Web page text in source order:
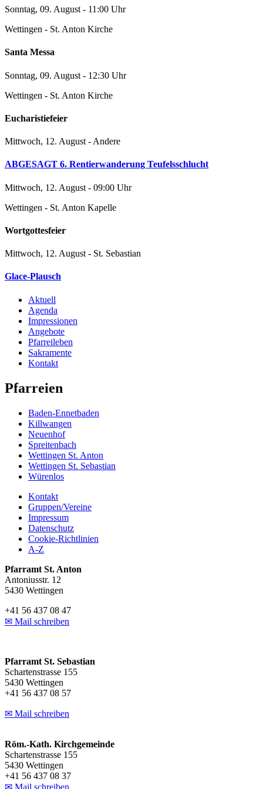
Sonntag, 09. August - 11:00 Uhr
Wettingen - St. Anton Kirche
Santa Messa
Sonntag, 09. August - 12:30 Uhr
Wettingen - St. Anton Kirche
Eucharistiefeier
Mittwoch, 12. August - Andere
ABGESAGT 6. Rentierwanderung Teufelsschlucht
Mittwoch, 12. August - 09:00 Uhr
Wettingen - St. Anton Kapelle
Wortgottesfeier
Mittwoch, 12. August - St. Sebastian
Glace-Plausch
Aktuell
Agenda
Impressionen
Angebote
Pfarreileben
Sakramente
Kontakt
Pfarreien
Baden-Ennetbaden
Killwangen
Neuenhof
Spreitenbach
Wettingen St. Anton
Wettingen St. Sebastian
Würenlos
Kontakt
Gruppen/Vereine
Impressum
Datenschutz
Cookie-Richtlinien
A-Z
Pfarramt St. Anton
Antoniusstr. 12
5430 Wettingen
+41 56 437 08 47
✉ Mail schreiben
Pfarramt St. Sebastian
Schartenstrasse 155
5430 Wettingen
+41 56 437 08 57
✉ Mail schreiben
Röm.-Kath. Kirchgemeinde
Schartenstrasse 155
5430 Wettingen
+41 56 437 08 37
✉ Mail schreiben